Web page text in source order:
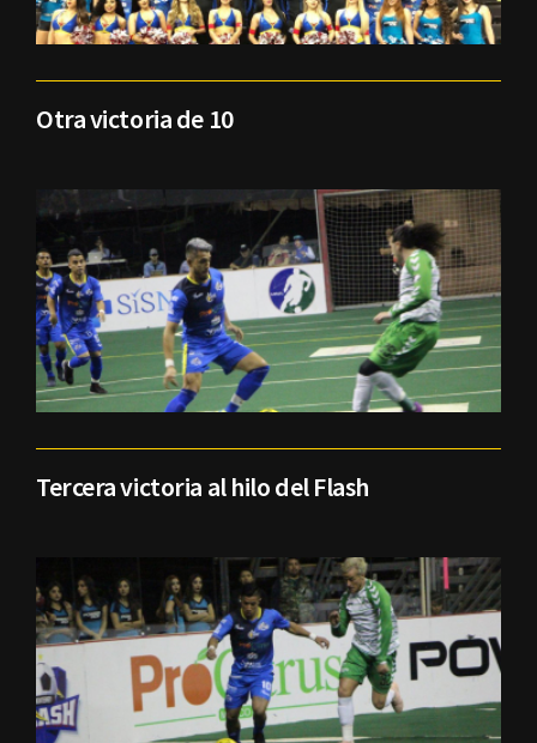
Otra victoria de 10
Tercera victoria al hilo del Flash